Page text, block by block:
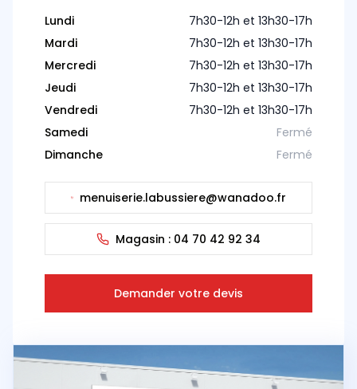
Lundi
7h30-12h et 13h30-17h
Mardi
7h30-12h et 13h30-17h
Mercredi
7h30-12h et 13h30-17h
Jeudi
7h30-12h et 13h30-17h
Vendredi
7h30-12h et 13h30-17h
Samedi
Fermé
Dimanche
Fermé
menuiserie.labussiere@wanadoo.fr
Magasin : 04 70 42 92 34
Demander votre devis